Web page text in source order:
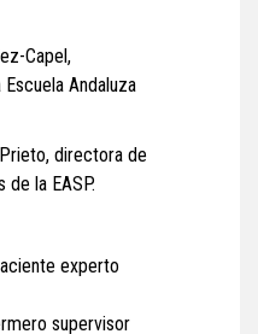
Capel,
Andaluza
directora de
de la EASP.
experto
supervisor